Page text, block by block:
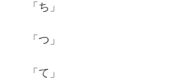
「ち」
「つ」
「て」